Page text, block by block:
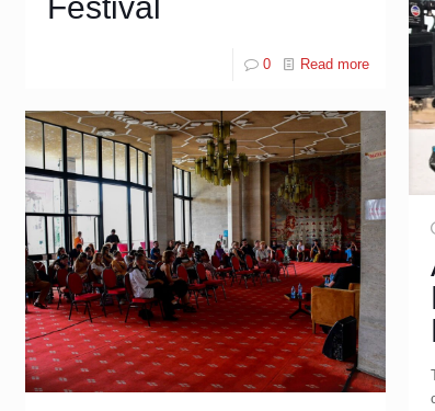
Festival
0 Read more